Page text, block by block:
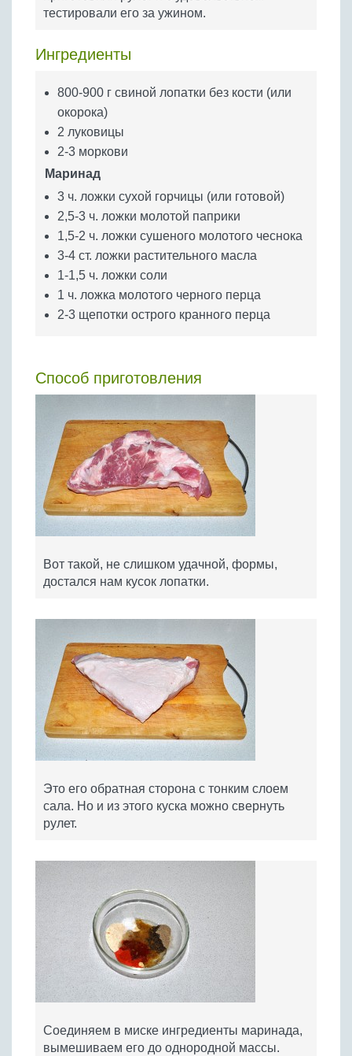
Бобовые
Крупы
тестировали его за ужином.
Ингредиенты
800-900 г свиной лопатки без кости (или
окорока)
2 луковицы
2-3 моркови
Маринад
3 ч. ложки сухой горчицы (или готовой)
2,5-3 ч. ложки молотой паприки
1,5-2 ч. ложки сушеного молотого чеснока
3-4 ст. ложки растительного масла
1-1,5 ч. ложки соли
1 ч. ложка молотого черного перца
2-3 щепотки острого кранного перца
Способ приготовления
Вот такой, не слишком удачной, формы,
достался нам кусок лопатки.
Это его обратная сторона с тонким слоем
сала. Но и из этого куска можно свернуть
рулет.
Соединяем в миске ингредиенты маринада,
вымешиваем его до однородной массы.